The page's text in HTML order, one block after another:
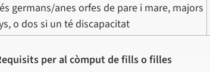
germans/anes orfes de pare i mare, majors
o dos si un té discapacitat
per al còmput de fills o filles